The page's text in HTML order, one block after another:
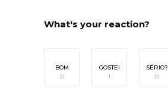
What's your reaction?
BOM
0
GOSTEI
1
SÉRIO?
0